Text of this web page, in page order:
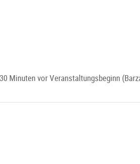
Minuten vor Veranstaltungsbeginn